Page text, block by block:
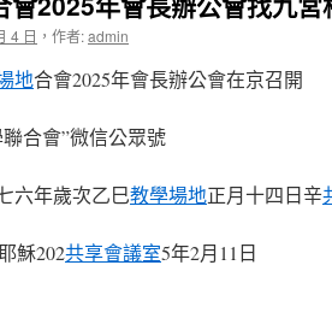
4 日 ， 作者:admin
地合會2025年會長辦公會在京召開
合會”微信公眾號
六年歲次乙巳教學場地正月十四日辛
202共享會議室5年2月11日